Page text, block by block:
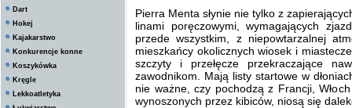
Dart
Hokej
Kajakarstwo
Konkurencje konne
Koszykówka
Kręgle
Lekkoatletyka
Pierra Menta słynie nie tylko z
linami poręczowymi, wymagających
przede wszystkim, z niepowtarzalnej
mieszkańcy okolicznych wiosek i
szczyty i przełęcze przekraczające
zawodnikom. Mają listy startowe w
nie ważne, czy pochodzą z Francji,
wynoszonych przez kibiców, niosą się